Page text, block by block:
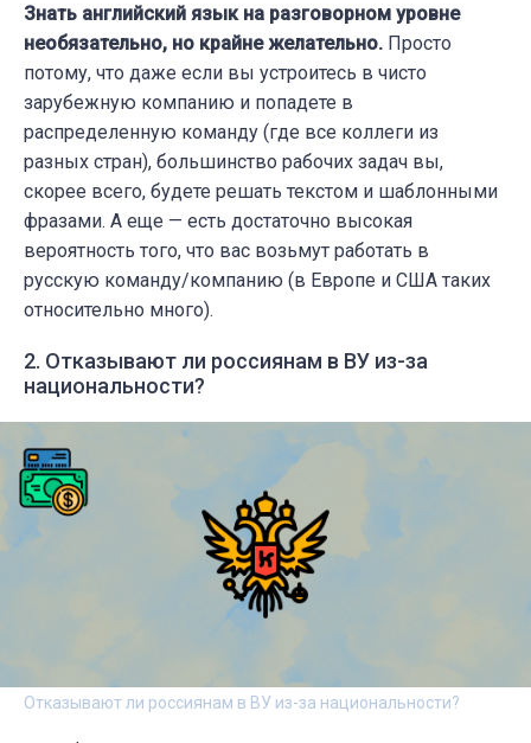
Знать английский язык на разговорном уровне
необязательно, но крайне желательно. Просто
потому, что даже если вы устроитесь в чисто
зарубежную компанию и попадете в
распределенную команду (где все коллеги из
разных стран), большинство рабочих задач вы,
скорее всего, будете решать текстом и шаблонными
фразами. А еще — есть достаточно высокая
вероятность того, что вас возьмут работать в
русскую команду/компанию (в Европе и США таких
относительно много).
2. Отказывают ли россиянам в ВУ из-за
национальности?
Отказывают ли россиянам в ВУ из-за национальности?